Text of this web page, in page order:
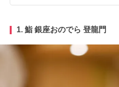
1. 鮨 銀座おのでら 登龍門